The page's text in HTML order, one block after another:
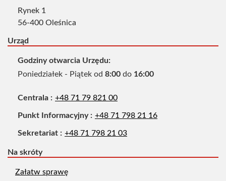
Rynek 1
56-400 Oleśnica
Urząd
Godziny otwarcia Urzędu
Poniedziałek - Piątek od 8:00 do 16:00
Centrala telefon
+48 71 79 821 00
Punkt Informacyjny telefon
+48 71 798 21 16
Sekretariat telefon
+48 71 798 21 03
Na skróty
Załatw sprawę